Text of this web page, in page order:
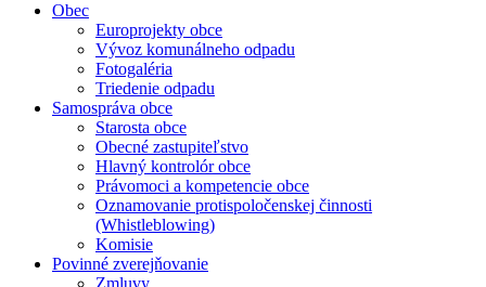
Obec
Europrojekty obce
Vývoz komunálneho odpadu
Fotogaléria
Triedenie odpadu
Samospráva obce
Starosta obce
Obecné zastupiteľstvo
Hlavný kontrolór obce
Právomoci a kompetencie obce
Oznamovanie protispoločenskej činnosti
(Whistleblowing)
Komisie
Povinné zverejňovanie
Zmluvy